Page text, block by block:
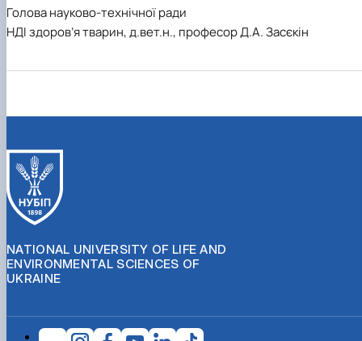
Голова науково-технічної ради
НДІ здоров’я тварин, д.вет.н., професор Д.А. Засєкін
NATIONAL UNIVERSITY OF LIFE AND
ENVIRONMENTAL SCIENCES OF
UKRAINE